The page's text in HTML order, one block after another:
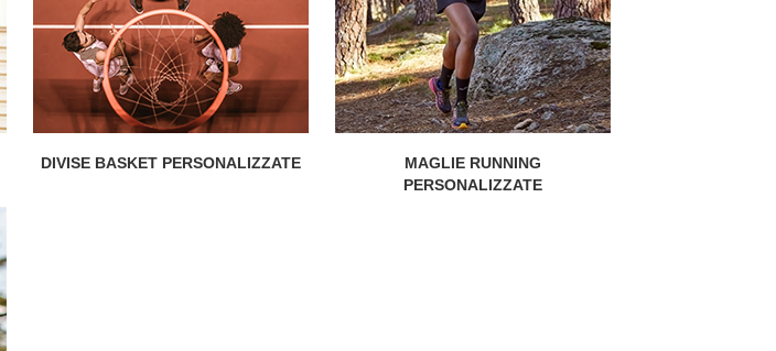
DIVISE BASKET PERSONALIZZATE
MAGLIE RUNNING
PERSONALIZZATE